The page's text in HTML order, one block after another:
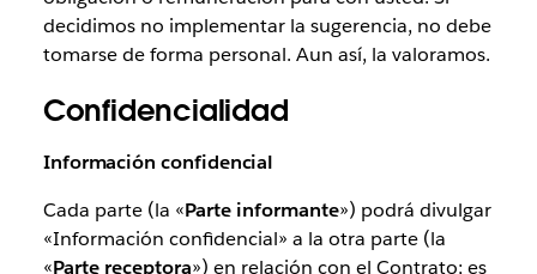
decidimos no implementar la sugerencia, no debe
tomarse de forma personal. Aun así, la valoramos.
Confidencialidad
Información confidencial
Cada parte (la «Parte informante») podrá divulgar
«Información confidencial» a la otra parte (la
«Parte receptora») en relación con el Contrato; es